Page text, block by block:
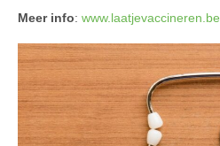
Meer info: www.laatjevaccineren.be